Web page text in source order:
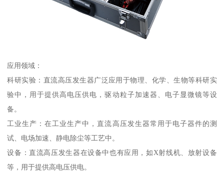
应用领域：
科研实验：直流高压发生器广泛应用于物理、化学、生物等科研实
验中，用于提供高电压供电，驱动粒子加速器、电子显微镜等设
备。
工业生产：在工业生产中，直流高压发生器常用于电子器件的测
试、电场加速、静电除尘等工艺中。
设备：直流高压发生器在设备中也有应用，如X射线机、放射设备
等，用于提供高电压供电。